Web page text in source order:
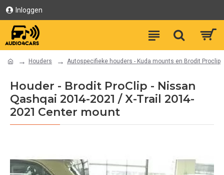
Inloggen
Houders Autospecifieke houders - Kuda mounts en Brodit Proclip
Houder - Brodit ProClip - Nissan
Qashqai 2014-2021 / X-Trail 2014-
2021 Center mount